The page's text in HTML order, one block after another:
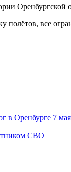
Оренбургской
полётов, все
в Оренбурге 7 мая
СВО